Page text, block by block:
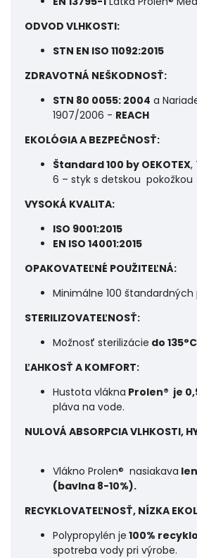
ODVOD VLHKOSTI:
STN EN ISO 11092:2015
ZDRAVOTNÁ NEŠKODNOSŤ:
STN 80 0055: 2004 a
1907/2006 - REACH
EKOLÓGIA A BEZPEČNOSŤ:
Štandard 100 by OEKOTEX,
6 – styk s detskou pokožkou
VYSOKÁ KVALITA:
ISO 9001:2015
EN ISO 14001:2015
OPAKOVATEĽNÉ POUŽITEĽNÁ:
Minimálne 100
STERILIZOVATEĽNOSŤ:
Možnosť sterilizácie do
ĽAHKOSŤ A KOMFORT:
Hustota vlákna Prolen® je
pláva na vode.
NULOVÁ ABSORPCIA VLHKOSTI,
Vlákno Prolen® nasiakava
(bavlna 8-10%).
RECYKLOVATEĽNOSŤ, NÍZKA
Polypropylén je 100%
spotreba vody pri výrobe.